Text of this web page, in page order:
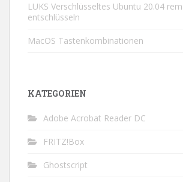
LUKS Verschlüsseltes Ubuntu 20.04
entschlüsseln
MacOS Tastenkombinationen
KATEGORIEN
Adobe Acrobat Reader DC
FRITZ!Box
Ghostscript